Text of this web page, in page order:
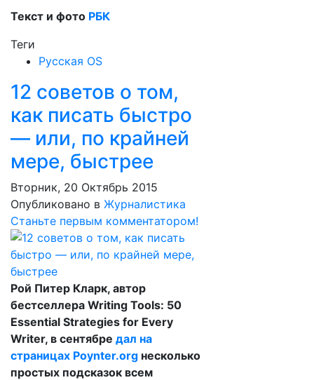
Текст и фото РБК
Теги
Русская OS
12 советов о том,
как писать быстро
— или, по крайней
мере, быстрее
Вторник, 20 Октябрь 2015
Опубликовано в Журналистика
Станьте первым комментатором!
Рой Питер Кларк, автор
бестселлера Writing Tools: 50
Essential Strategies for Every
Writer, в сентябре дал на
страницах Poynter.org несколько
простых подсказок всем